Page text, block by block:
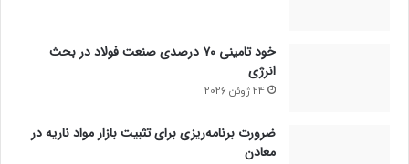
خود تامینی ۷۰ درصدی صنعت فولاد در بحث
انرژی
24 ژوئن 2026
ضرورت برنامه‌ریزی برای تثبیت بازار مواد ناریه در
معادن